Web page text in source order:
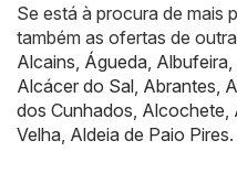
Se está à procura de mais
também as ofertas de
Alcains Águeda Albufeira
Alcácer do Sal Abrantes
dos Cunhados Alcochete
Velha Aldeia de Paio Pires.